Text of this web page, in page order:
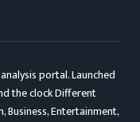
portal. Launched
the clock Different
Business, Entertainment,